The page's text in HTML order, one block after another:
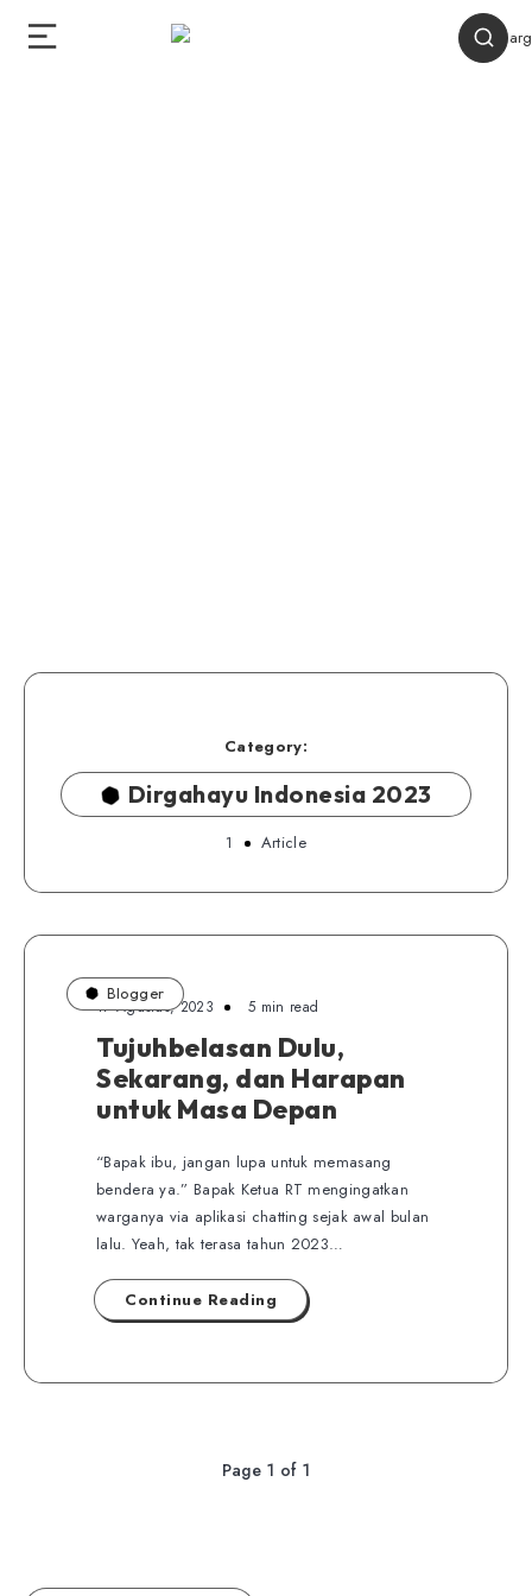
Category:
Dirgahayu Indonesia 2023
1 Article
Blogger
17 Agustus, 2023 5 min read
Tujuhbelasan Dulu,
Sekarang, dan Harapan
untuk Masa Depan
“Bapak ibu, jangan lupa untuk memasang
bendera ya.” Bapak Ketua RT mengingatkan
warganya via aplikasi chatting sejak awal bulan
lalu. Yeah, tak terasa tahun 2023…
Continue Reading
Page 1 of 1